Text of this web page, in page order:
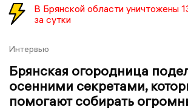
В Брянской области уничтожены
за сутки
Интервью
Брянская огородница
осенними секретами,
помогают собирать